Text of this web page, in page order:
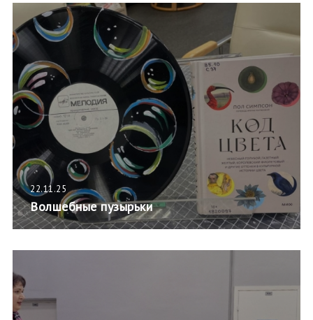
22.11.25
Волшебные пузырьки